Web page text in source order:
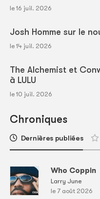
le 16 juil. 2026
Josh Homme sur le
le 14 juil. 2026
The Alchemist et
à LULU
le 10 juil. 2026
Chroniques
Dernières publiées
Who Coppin
Larry June
le 7 août 2026